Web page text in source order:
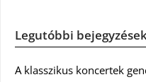
Legutóbbi
A klasszikus koncertek